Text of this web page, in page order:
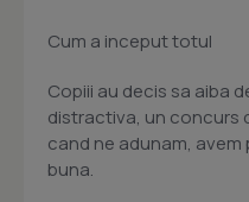
Cum a inceput totul
Copiii au decis sa aiba
distractiva, un concurs
cand ne adunam,
buna.